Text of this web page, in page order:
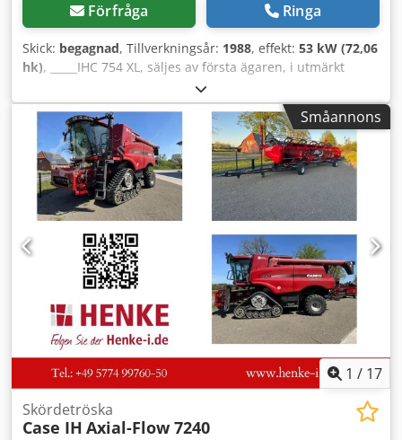
Förfråga Ringa
Skick: begagnad, Tillverkningsår: 1988, effekt: 53 kW (72,06
hk), _____IHC 754 XL, säljes av första ägaren, i utmärkt
skick. Drifttimmar: ca 8 600. Tillverkningsår: 1988. Frontlyft,
frontkraftuttag, 30 km/h-växellåda. Pris: 24 500,00 euro,
exklusive moms. Förvaringsplats: anges ej. Djdpfxozdmute
Aiaewa
Småannons
1 / 17
Skördetröska
Case IH Axial-Flow 7240